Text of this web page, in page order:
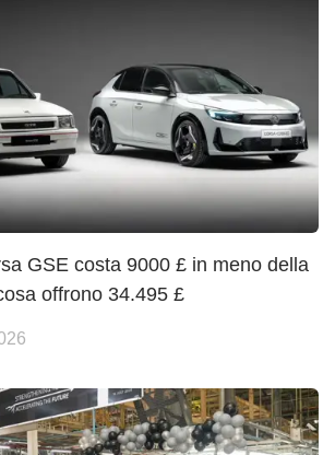
GSE costa 9000 £ in meno della
offrono 34.495 £